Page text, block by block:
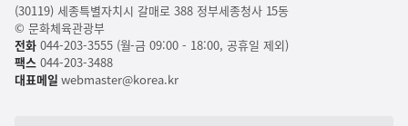
(30119) 세종특별자치시 갈매로 388 정부세종청사 15동
© 문화체육관광부
전화044-203-3555 (월-금 09:00 - 18:00, 공휴일 제외)
팩스044-203-3488
대표메일 webmaster@korea.kr